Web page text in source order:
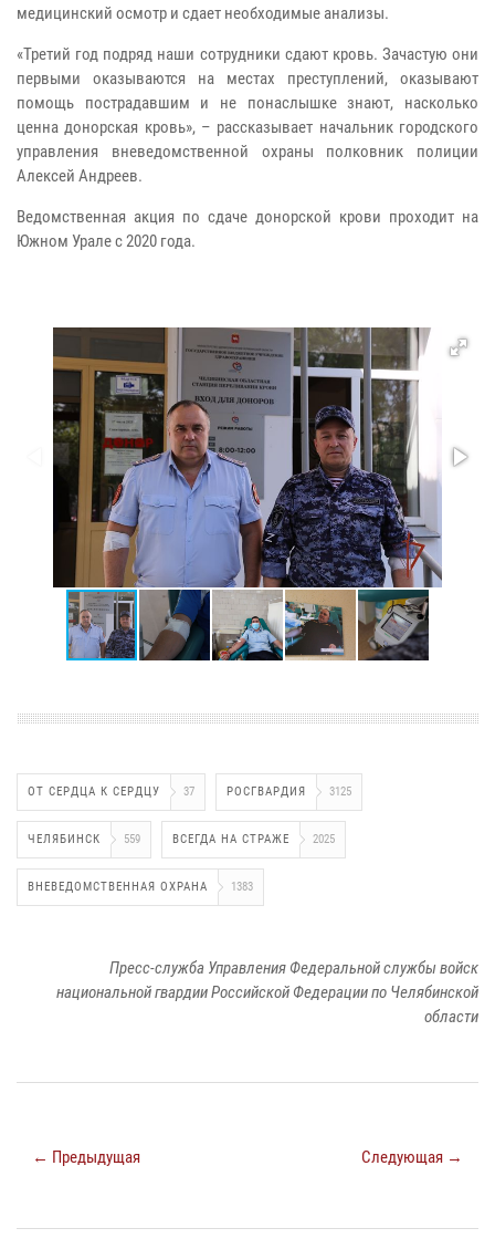
медицинский осмотр и сдает необходимые анализы.
«Третий год подряд наши сотрудники сдают кровь. Зачастую они
первыми оказываются на местах преступлений, оказывают
помощь пострадавшим и не понаслышке знают, насколько
ценна донорская кровь», – рассказывает начальник городского
управления вневедомственной охраны полковник полиции
Алексей Андреев.
Ведомственная акция по сдаче донорской крови проходит на
Южном Урале с 2020 года.
ОТ СЕРДЦА К СЕРДЦУ 37 РОСГВАРДИЯ 3125
ЧЕЛЯБИНСК 559 ВСЕГДА НА СТРАЖЕ 2025
ВНЕВЕДОМСТВЕННАЯ ОХРАНА 1383
Пресс-служба Управления Федеральной службы войск
национальной гвардии Российской Федерации по Челябинской
области
← Предыдущая Следующая →